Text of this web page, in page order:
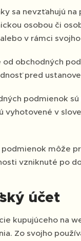
sa nevzťahujú
osobou či
v rámci
od obchodných
pred
podmienok
vyhotovené v
môže
vzniknuté po
účet
kupujúceho na
Zo svojho